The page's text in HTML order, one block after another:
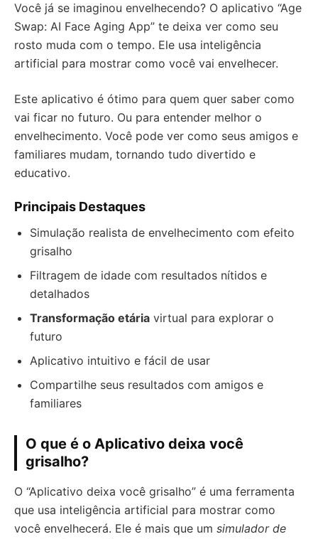
Você já se imaginou envelhecendo? O aplicativo “Age
Swap: AI Face Aging App” te deixa ver como seu
rosto muda com o tempo. Ele usa inteligência
artificial para mostrar como você vai envelhecer.
Este aplicativo é ótimo para quem quer saber como
vai ficar no futuro. Ou para entender melhor o
envelhecimento. Você pode ver como seus amigos e
familiares mudam, tornando tudo divertido e
educativo.
Principais Destaques
Simulação realista de envelhecimento com efeito
grisalho
Filtragem de idade com resultados nítidos e
detalhados
Transformação etária virtual para explorar o
futuro
Aplicativo intuitivo e fácil de usar
Compartilhe seus resultados com amigos e
familiares
O que é o Aplicativo deixa você
grisalho?
O “Aplicativo deixa você grisalho” é uma ferramenta
que usa inteligência artificial para mostrar como
você envelhecerá. Ele é mais que um simulador de